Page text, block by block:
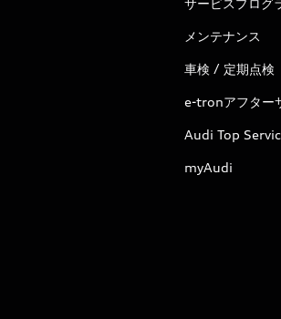
メンテナンス
車検 / 定期点検
e-tronアフター
Audi Top
myAudi